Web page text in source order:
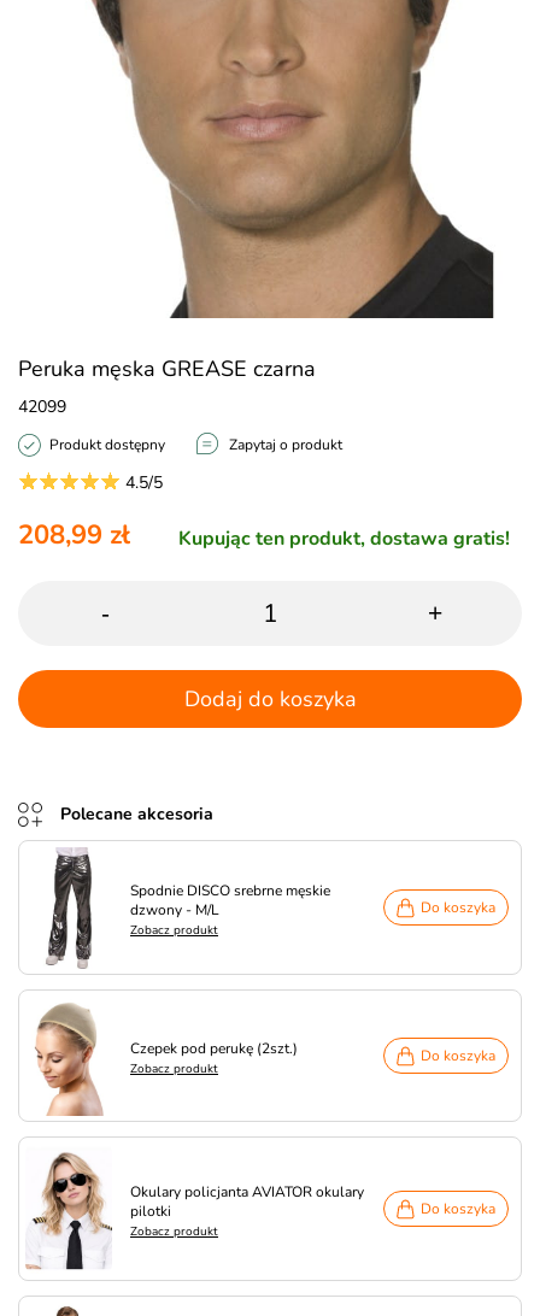
Peruka męska GREASE czarna
42099
Produkt dostępny Zapytaj o produkt
4.5/5
Kupując ten produkt, dostawa gratis!
208,99 zł
- +
Dodaj do koszyka
Polecane akcesoria
Spodnie DISCO srebrne męskie
dzwony - M/L
Zobacz produkt
Do koszyka
Czepek pod perukę (2szt.)
Zobacz produkt
Do koszyka
Okulary policjanta AVIATOR okulary
pilotki
Zobacz produkt
Do koszyka